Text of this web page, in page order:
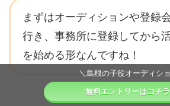
まずはオーディションや登録
行き、事務所に登録してから
を始める形なんですね！
＼島根の子役オーディシ
無料エントリーはコチラ